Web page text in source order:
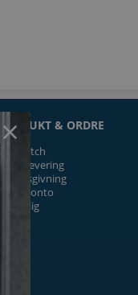
PRODUKT & ORDRE
Prismatch
Fragt/levering
Tilbudsgivning
Firmakonto
Offentlig